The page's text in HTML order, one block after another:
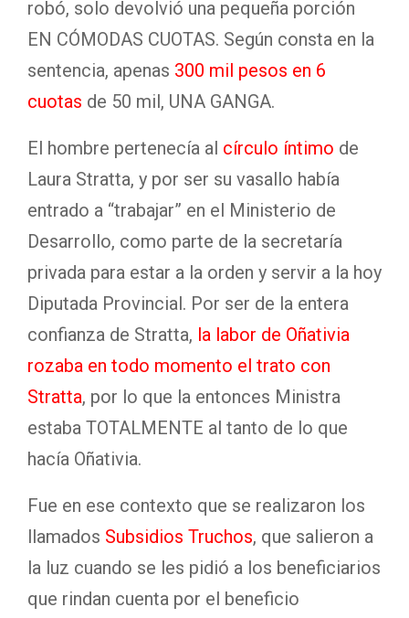
robó, solo devolvió una pequeña porción
EN CÓMODAS CUOTAS. Según consta en la
sentencia, apenas 300 mil pesos en 6
cuotas de 50 mil, UNA GANGA.
El hombre pertenecía al círculo íntimo de
Laura Stratta, y por ser su vasallo había
entrado a “trabajar” en el Ministerio de
Desarrollo, como parte de la secretaría
privada para estar a la orden y servir a la hoy
Diputada Provincial. Por ser de la entera
confianza de Stratta, la labor de Oñativia
rozaba en todo momento el trato con
Stratta, por lo que la entonces Ministra
estaba TOTALMENTE al tanto de lo que
hacía Oñativia.
Fue en ese contexto que se realizaron los
llamados Subsidios Truchos, que salieron a
la luz cuando se les pidió a los beneficiarios
que rindan cuenta por el beneficio